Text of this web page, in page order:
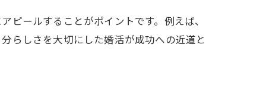
ールすることがポイントです。例えば、
らしさを大切にした婚活が成功への近道と